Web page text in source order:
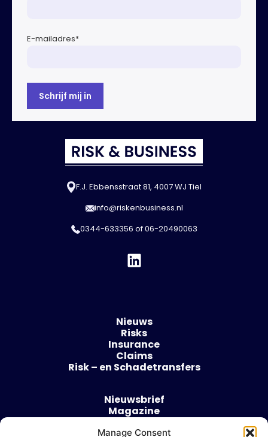
Manage Consent
E-mailadres*
F.J. Ebbensstraat 81, 4007 WJ Tiel
info@riskenbusiness.nl
0344-633356 of06-20490063
Nieuws
Risks
Insurance
Claims
Risk – en Schadetransfers
Nieuwsbrief
Magazine
Over